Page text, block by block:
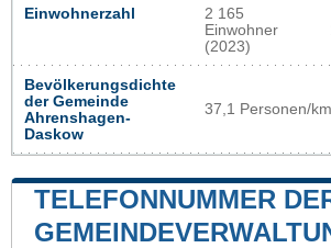
Einwohnerzahl
2 165
Einwohner
(2023)
Bevölkerungsdichte
der Gemeinde
Ahrenshagen-
Daskow
37,1 Personen/
TELEFONNUMMER